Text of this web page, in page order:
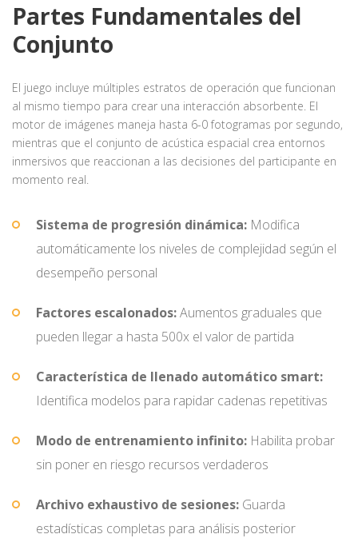
Partes Fundamentales del
Conjunto
El juego incluye múltiples estratos de operación que funcionan
al mismo tiempo para crear una interacción absorbente. El
motor de imágenes maneja hasta 6-0 fotogramas por segundo,
mientras que el conjunto de acústica espacial crea entornos
inmersivos que reaccionan a las decisiones del participante en
momento real.
Sistema de progresión dinámica: Modifica
automáticamente los niveles de complejidad según el
desempeño personal
Factores escalonados:Aumentos graduales que
pueden llegar a hasta 500x el valor de partida
Característica de llenado automático smart:
Identifica modelos para rapidar cadenas repetitivas
Modo de entrenamiento infinito: Habilita probar
sin poner en riesgo recursos verdaderos
Archivo exhaustivo de sesiones: Guarda
estadísticas completas para análisis posterior